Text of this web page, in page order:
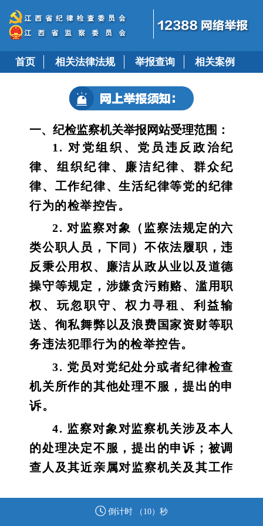
首页 相关法律法规 举报查询 相关案例
一、纪检监察机关举报网站受理范围：
1. 对党组织、党员违反政治纪
律、组织纪律、廉洁纪律、群众纪
律、工作纪律、生活纪律等党的纪律
行为的检举控告。
2. 对监察对象（监察法规定的六
类公职人员，下同）不依法履职，违
反秉公用权、廉洁从政从业以及道德
操守等规定，涉嫌贪污贿赂、滥用职
权、玩忽职守、权力寻租、利益输
送、徇私舞弊以及浪费国家资财等职
务违法犯罪行为的检举控告。
3. 党员对党纪处分或者纪律检查
机关所作的其他处理不服，提出的申
诉。
4. 监察对象对监察机关涉及本人
的处理决定不服，提出的申诉；被调
查人及其近亲属对监察机关及其工作
法权益的行为，提出的申诉。
倒计时 （ 10）秒